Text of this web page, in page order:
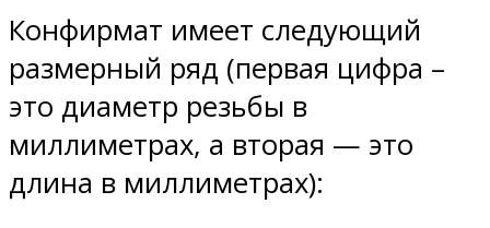
Конфирмат имеет следующий
размерный ряд (первая цифра –
это диаметр резьбы в
миллиметрах, а вторая — это
длина в миллиметрах):